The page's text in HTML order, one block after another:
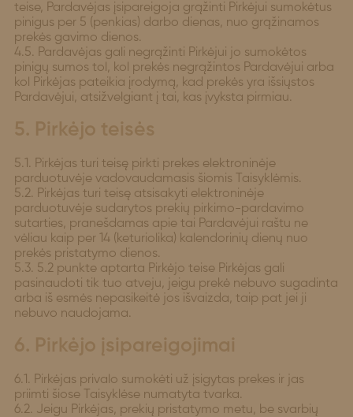
teise, Pardavėjas įsipareigoja grąžinti Pirkėjui sumokėtus
pinigus per 5 (penkias) darbo dienas, nuo grąžinamos
prekės gavimo dienos.
4.5. Pardavėjas gali negrąžinti Pirkėjui jo sumokėtos
pinigų sumos tol, kol prekės negrąžintos Pardavėjui arba
kol Pirkėjas pateikia įrodymą, kad prekės yra išsiųstos
Pardavėjui, atsižvelgiant į tai, kas įvyksta pirmiau.
5. Pirkėjo teisės
5.1. Pirkėjas turi teisę pirkti prekes elektroninėje
parduotuvėje vadovaudamasis šiomis Taisyklėmis.
5.2. Pirkėjas turi teisę atsisakyti elektroninėje
parduotuvėje sudarytos prekių pirkimo-pardavimo
sutarties, pranešdamas apie tai Pardavėjui raštu ne
vėliau kaip per 14 (keturiolika) kalendorinių dienų nuo
prekės pristatymo dienos.
5.3. 5.2 punkte aptarta Pirkėjo teise Pirkėjas gali
pasinaudoti tik tuo atveju, jeigu prekė nebuvo sugadinta
arba iš esmės nepasikeitė jos išvaizda, taip pat jei ji
nebuvo naudojama.
6. Pirkėjo įsipareigojimai
6.1. Pirkėjas privalo sumokėti už įsigytas prekes ir jas
priimti šiose Taisyklėse numatyta tvarka.
6.2. Jeigu Pirkėjas, prekių pristatymo metu, be svarbių